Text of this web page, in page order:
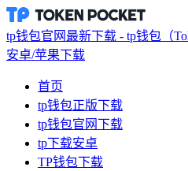
tp钱包官网最新下载 - tp钱包（
安卓/苹果下载
首页
tp钱包正版下载
tp钱包官网下载
tp下载安卓
TP钱包下载